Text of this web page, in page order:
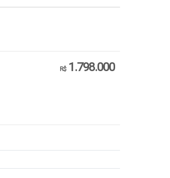
R$1.798.000